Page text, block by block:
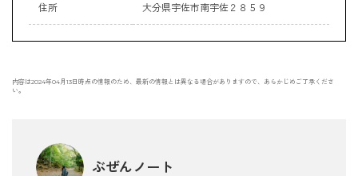
住所 大分県宇佐市南宇佐２８５９
内容は2024年04月13日時点の情報のため、最新の情報とは異なる場合がありますので、あらかじめご了承くださ
い。
ぶぜんノート